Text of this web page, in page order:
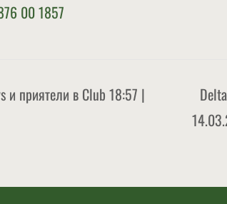
00 1857
и приятели в Club 18:57 |